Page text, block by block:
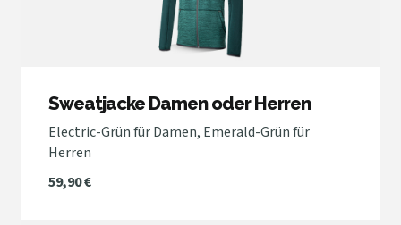
Sweatjacke Damen oder Herren
Electric-Grün für Damen, Emerald-Grün für
Herren
59,90 €